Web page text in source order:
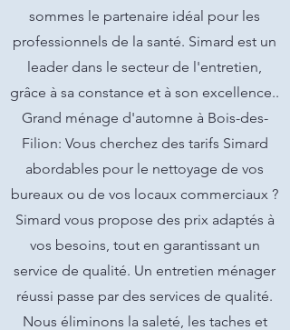
sommes le partenaire idéal pour les
professionnels de la santé. Simard est un
leader dans le secteur de l'entretien,
grâce à sa constance et à son excellence..
Grand ménage d'automne à Bois-des-
Filion: Vous cherchez des tarifs Simard
abordables pour le nettoyage de vos
bureaux ou de vos locaux commerciaux ?
Simard vous propose des prix adaptés à
vos besoins, tout en garantissant un
service de qualité. Un entretien ménager
réussi passe par des services de qualité.
Nous éliminons la saleté, les taches et